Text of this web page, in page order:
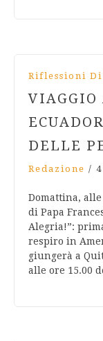
Riflessioni Di
VIAGGIO
DELLE
Redazione /
Domattina,
di Papa
Alegria!”:
respiro in
giungerà a
alle ore 15.00